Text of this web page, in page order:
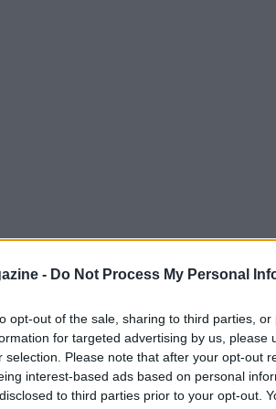
- Do Not Process My Personal
opt-out of the sale, sharing to third parties,
for targeted advertising by us, please
selection. Please note that after your opt-out
interest-based ads based on personal
to third parties prior to your opt-out.
operative relative ai
Gioventùnella provincia di